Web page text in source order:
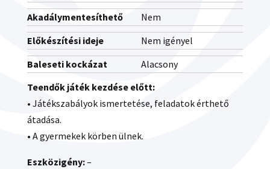
Akadálymentesíthető
Nem
Előkészítési ideje
Nem igényel
Baleseti kockázat
Alacsony
Teendők játék kezdése előtt:
• Játékszabályok ismertetése, feladatok érthető
átadása.
• A gyermekek körben ülnek.
Eszközigény:–